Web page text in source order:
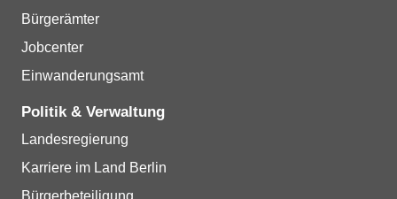
Bürgerämter
Jobcenter
Einwanderungsamt
Politik & Verwaltung
Landesregierung
Karriere im Land Berlin